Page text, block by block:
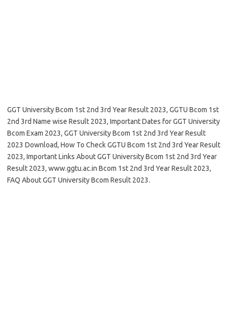
GGT University Bcom 1st 2nd 3rd Year Result 2023, GGTU Bcom 1st
2nd 3rd Name wise Result 2023, Important Dates for GGT University
Bcom Exam 2023, GGT University Bcom 1st 2nd 3rd Year Result
2023 Download, How To Check GGTU Bcom 1st 2nd 3rd Year Result
2023, Important Links About GGT University Bcom 1st 2nd 3rd Year
Result 2023, www.ggtu.ac.in Bcom 1st 2nd 3rd Year Result 2023,
FAQ About GGT University Bcom Result 2023.